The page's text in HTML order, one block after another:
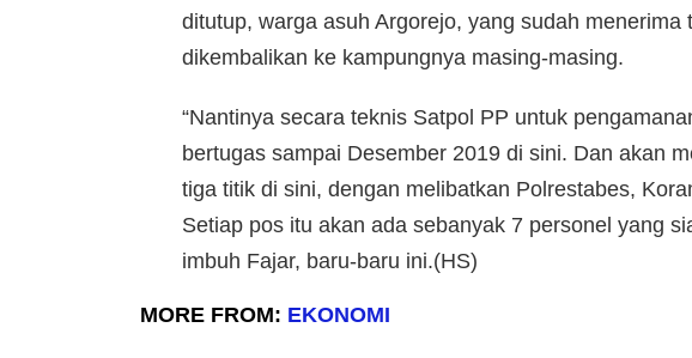
ditutup, warga asuh Argorejo, yang sudah menerima
dikembalikan ke kampungnya masing-masing.
“Nantinya secara teknis Satpol PP untuk
bertugas sampai Desember 2019 di sini. Dan akan
tiga titik di sini, dengan melibatkan Polrestabes,
Setiap pos itu akan ada sebanyak 7 personel yang
imbuh Fajar, baru-baru ini.(HS)
MORE FROM: EKONOMI